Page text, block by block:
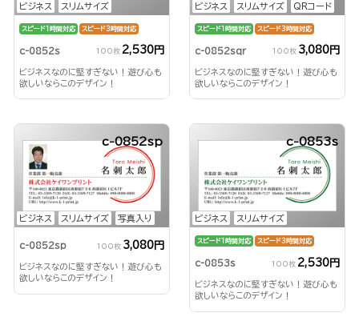
ビジネス スリムサイズ
スピード1時間対応 スピード3時間対応
c-0852s 100枚 2,530円
ビジネスなのに堅すぎない！遊び心も
欲しいならこのデザイン！
ビジネス スリムサイズ QRコード
スピード1時間対応 スピード3時間対応
c-0852sqr 100枚 3,080円
ビジネスなのに堅すぎない！遊び心も
欲しいならこのデザイン！
ビジネス スリムサイズ 写真入り
c-0852sp
c-0852sp 100枚 3,080円
ビジネスなのに堅すぎない！遊び心も
欲しいならこのデザイン！
ビジネス スリムサイズ
c-0853s
スピード1時間対応 スピード3時間対応
c-0853s 100枚 2,530円
ビジネスなのに堅すぎない！遊び心も
欲しいならこのデザイン！